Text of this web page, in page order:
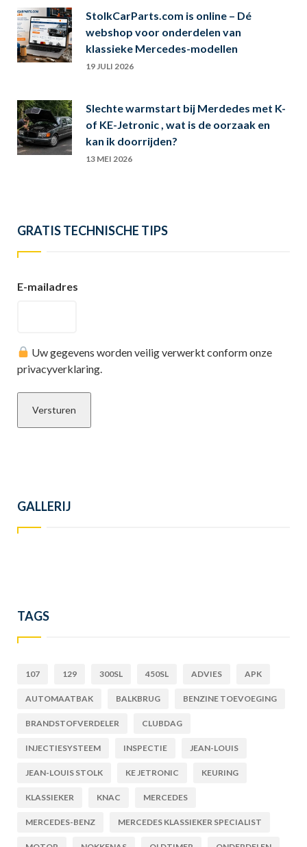
StolkCarParts.com is online – Dé
webshop voor onderdelen van
klassieke Mercedes-modellen
19 JULI 2026
Slechte warmstart bij Merdedes met K-
of KE-Jetronic , wat is de oorzaak en
kan ik doorrijden?
13 MEI 2026
GRATIS TECHNISCHE TIPS
E-mailadres
Uw gegevens worden veilig verwerkt conform onze
privacyverklaring.
GALLERIJ
TAGS
107 129 300SL 450SL ADVIES APK
AUTOMAATBAK BALKBRUG BENZINE TOEVOEGING
BRANDSTOFVERDELER CLUBDAG
INJECTIESYSTEEM INSPECTIE JEAN-LOUIS
JEAN-LOUIS STOLK KE JETRONIC KEURING
KLASSIEKER KNAC MERCEDES
MERCEDES-BENZ MERCEDES KLASSIEKER SPECIALIST